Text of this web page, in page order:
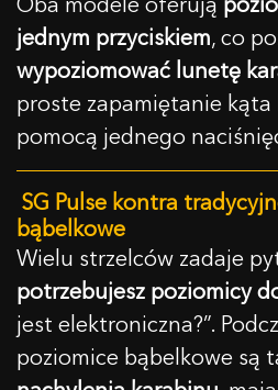
jednym przyciskiem, co
wypoziomować lunetę
proste zapamiętanie kąta
pomocą jednego
SG Pulse kontra
bąbelkowe
Wielu strzelców zadaje
potrzebujesz poziomicy
jest elektroniczna?”.
poziomice bąbelkowe są